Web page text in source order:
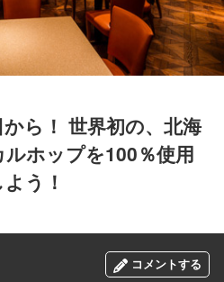
ら！ 世界初の、北海
ホップを100％使用
う！
コメントする